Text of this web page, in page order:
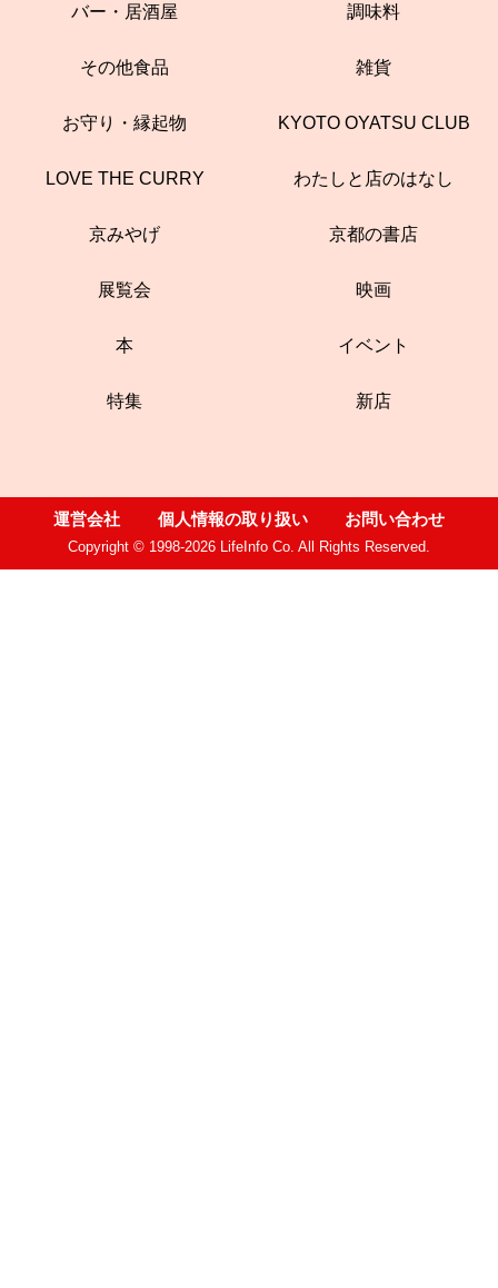
バー・居酒屋 調味料
その他食品 雑貨
お守り・縁起物 KYOTO OYATSU CLUB
LOVE THE CURRY わたしと店のはなし
京みやげ 京都の書店
展覧会 映画
本 イベント
特集 新店
運営会社 個人情報の取り扱い お問い合わせ
Copyright © 1998-2026 LifeInfo Co. All Rights Reserved.